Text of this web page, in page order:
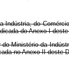
Indústria, do
do Anexo I
do Ministério da
no Anexo II deste